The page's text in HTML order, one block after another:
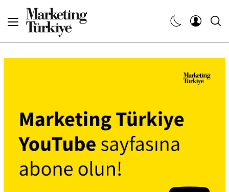
Dergiler
Etkinlikler